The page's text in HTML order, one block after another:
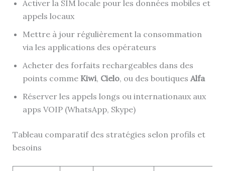
Activer la SIM locale pour les données mobiles et
appels locaux
Mettre à jour régulièrement la consommation
via les applications des opérateurs
Acheter des forfaits rechargeables dans des
points comme Kiwi, Cielo, ou des boutiques Alfa
Réserver les appels longs ou internationaux aux
apps VOIP (WhatsApp, Skype)
Tableau comparatif des stratégies selon profils et
besoins